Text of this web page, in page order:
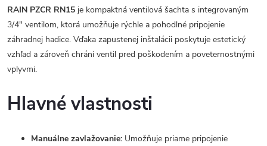
RAIN PZCR RN15 je kompaktná ventilová šachta s integrovaným
3/4" ventilom, ktorá umožňuje rýchle a pohodlné pripojenie
záhradnej hadice. Vďaka zapustenej inštalácii poskytuje estetický
vzhľad a zároveň chráni ventil pred poškodením a poveternostnými
vplyvmi.
Hlavné vlastnosti
Manuálne zavlažovanie: Umožňuje priame pripojenie